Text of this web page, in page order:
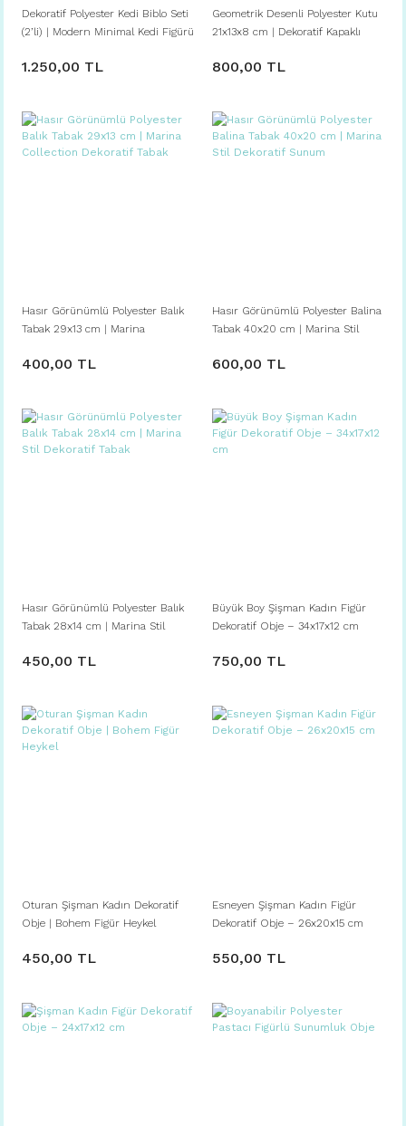
Dekoratif Polyester Kedi Biblo Seti
(2’li) | Modern Minimal Kedi Figürü
1.250,00 TL
Geometrik Desenli Polyester Kutu
21x13x8 cm | Dekoratif Kapaklı
800,00 TL
Hasır Görünümlü Polyester Balık
Tabak 29x13 cm | Marina
400,00 TL
Hasır Görünümlü Polyester Balina
Tabak 40x20 cm | Marina Stil
600,00 TL
Hasır Görünümlü Polyester Balık
Tabak 28x14 cm | Marina Stil
450,00 TL
Büyük Boy Şişman Kadın Figür
Dekoratif Obje – 34x17x12 cm
750,00 TL
Oturan Şişman Kadın Dekoratif
Obje | Bohem Figür Heykel
450,00 TL
Esneyen Şişman Kadın Figür
Dekoratif Obje – 26x20x15 cm
550,00 TL